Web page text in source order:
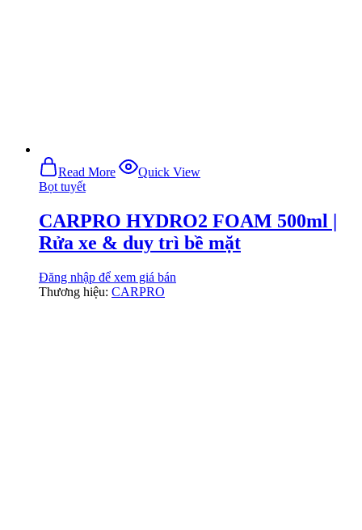
Read More
Quick View
Bọt tuyết
CARPRO HYDRO2 FOAM 500ml |
Rửa xe & duy trì bề mặt
Đăng nhập để xem giá bán
Thương hiệu: CARPRO